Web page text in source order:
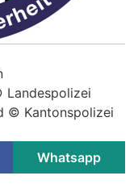
Landespolizei
© Kantonspolizei
Whatsapp